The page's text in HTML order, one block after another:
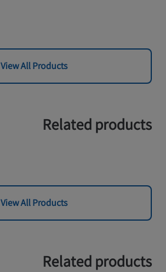
View All Products
Related products
View All Products
Related products